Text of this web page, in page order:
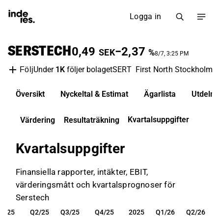
Logga in
SERSTECH0,49 SEK−2,37 %8/7, 3:25 PM
FöljUnder 1K följer bolagetSERT First North Stockholm
Översikt Nyckeltal & Estimat Ägarlista
Värdering Resultaträkning Kvartalsuppgifter
Kvartalsuppgifter
Finansiella rapporter, intäkter, EBIT,
värderingsmått och kvartalsprognoser för
Serstech
25 Q2/25 Q3/25 Q4/25 2025 Q1/26 Q2/26
25 Q2/25 Q3/25 Q4/25 2025 Q1/26 Q2/26